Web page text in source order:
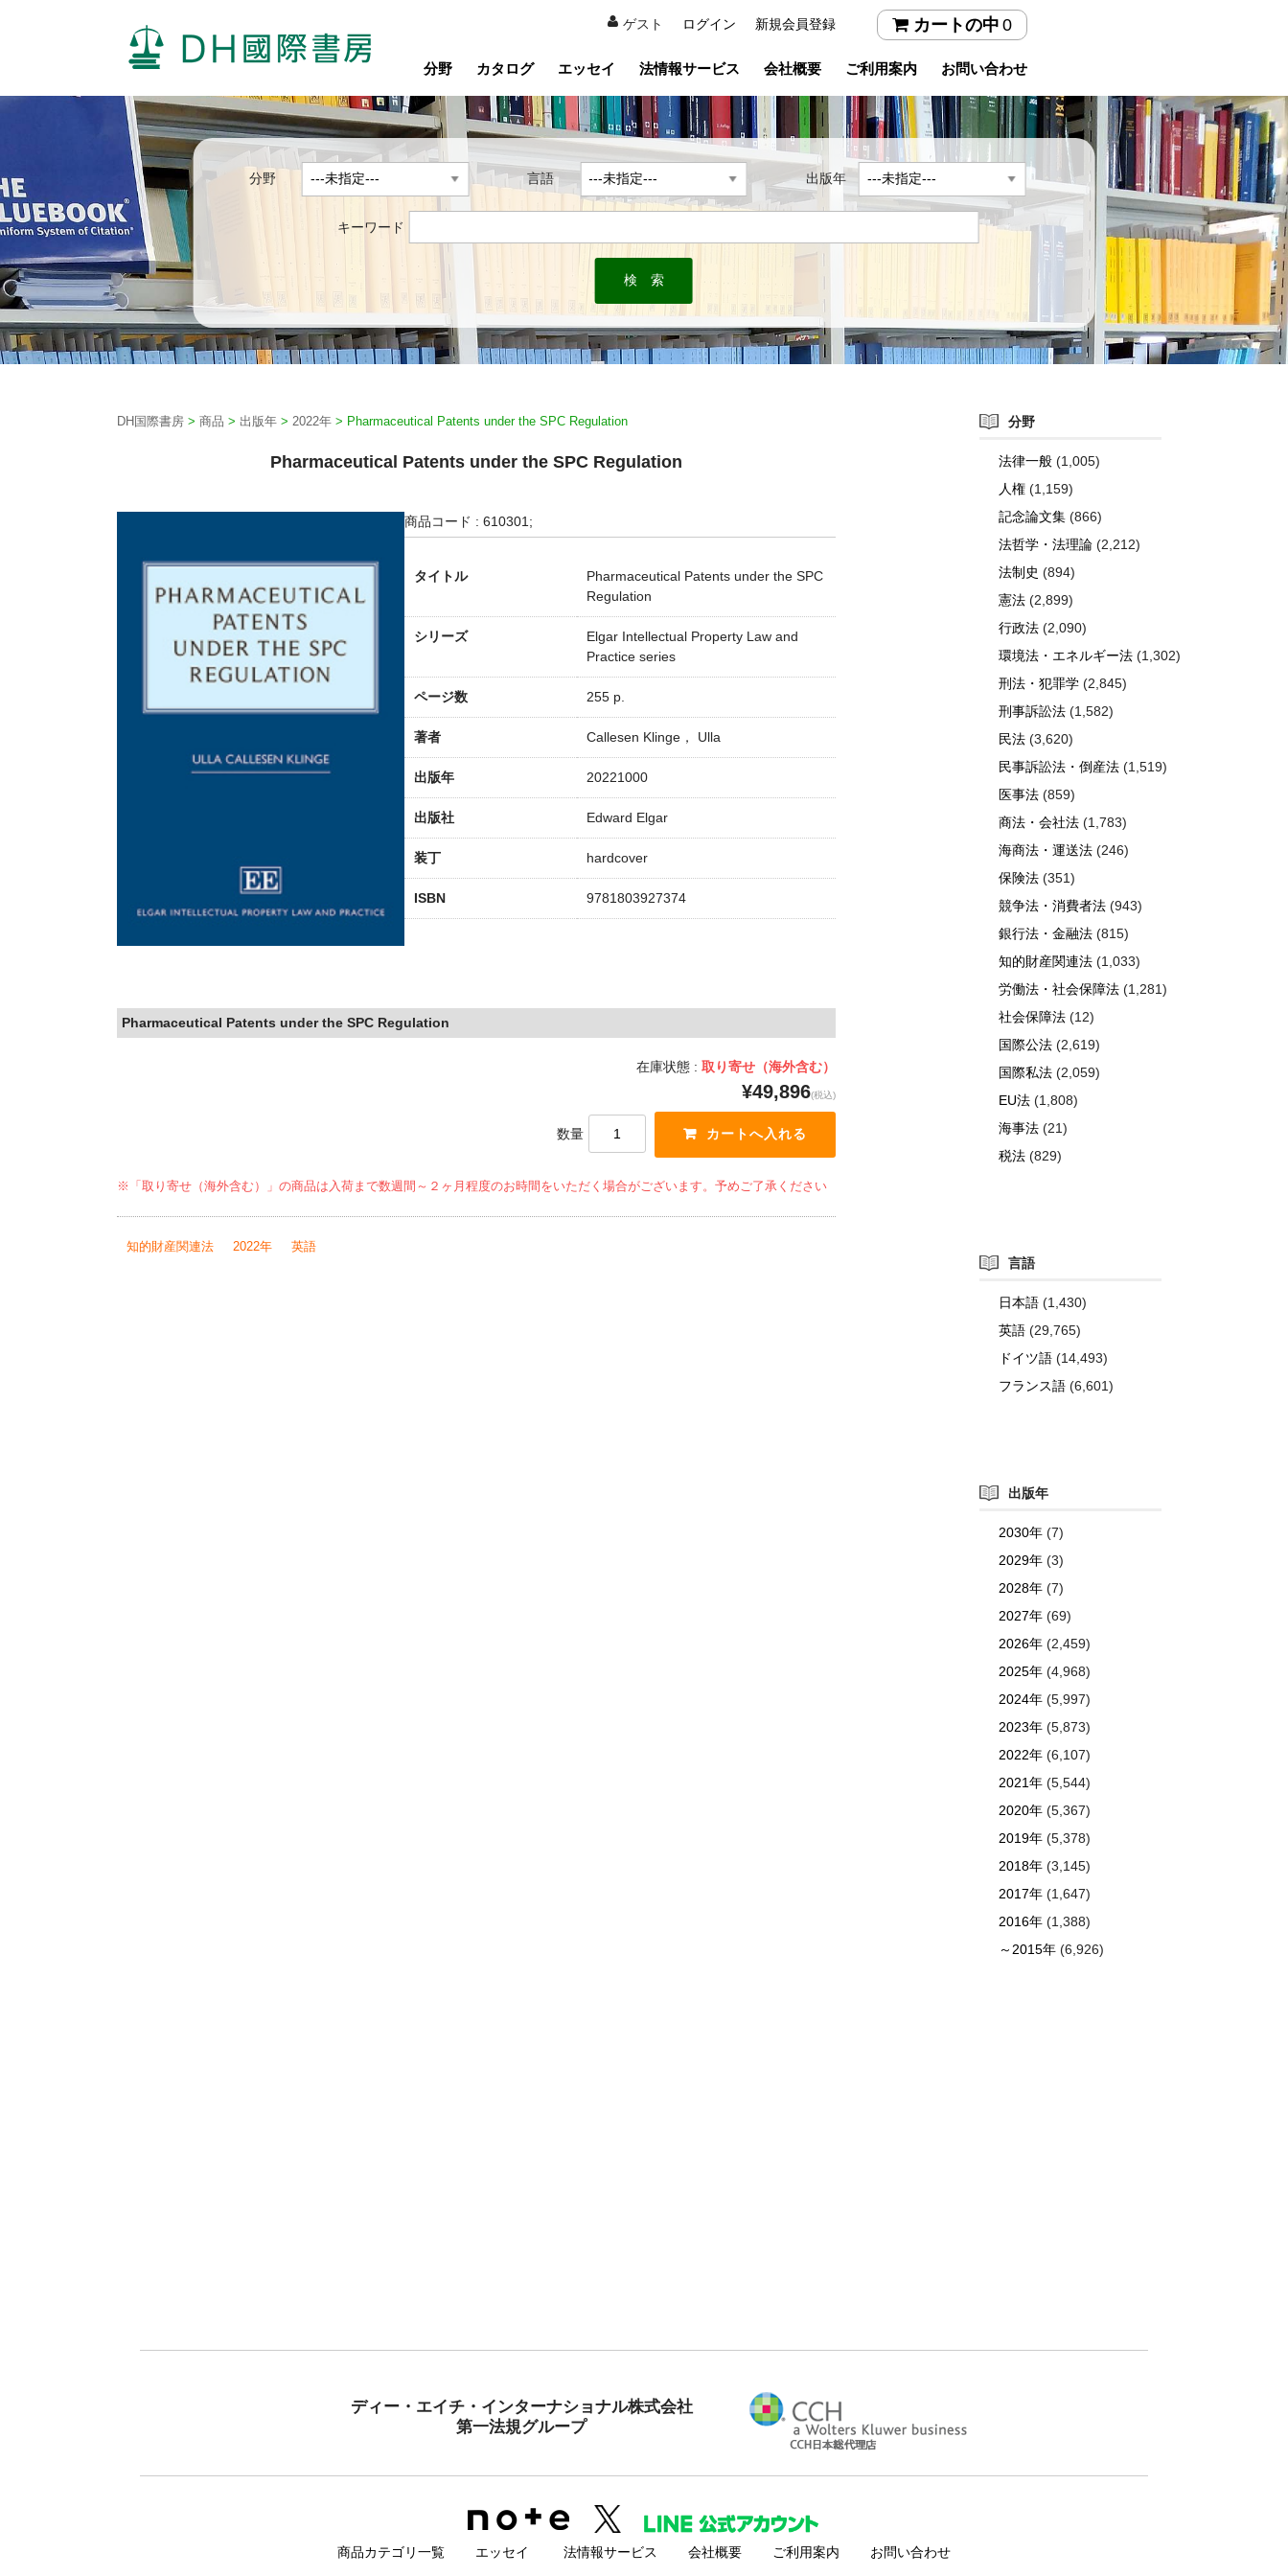
ゲスト ログイン 新規会員登録 カートの中 0
分野 カタログ エッセイ 法情報サービス 会社概要 ご利用案内 お問い合わせ
分野 言語 出版年
キーワード
DH国際書房 > 商品 > 出版年 > 2022年 > Pharmaceutical Patents under the SPC Regulation
Pharmaceutical Patents under the SPC Regulation
商品コード : 610301;
タイトル
Pharmaceutical Patents under the SPC
Regulation
シリーズ
Elgar Intellectual Property Law and
Practice series
ページ数 255 p.
著者 Callesen Klinge， Ulla
出版年 20221000
出版社 Edward Elgar
装丁 hardcover
ISBN 9781803927374
Pharmaceutical Patents under the SPC Regulation
在庫状態 : 取り寄せ（海外含む）
¥49,896(税込)
数量
※「取り寄せ（海外含む）」の商品は入荷まで数週間～２ヶ月程度のお時間をいただく場合がございます。予めご了承ください
知的財産関連法 2022年 英語
分野
法律一般 (1,005)
人権 (1,159)
記念論文集 (866)
法哲学・法理論 (2,212)
法制史 (894)
憲法 (2,899)
行政法 (2,090)
環境法・エネルギー法 (1,302)
刑法・犯罪学 (2,845)
刑事訴訟法 (1,582)
民法 (3,620)
民事訴訟法・倒産法 (1,519)
医事法 (859)
商法・会社法 (1,783)
海商法・運送法 (246)
保険法 (351)
競争法・消費者法 (943)
銀行法・金融法 (815)
知的財産関連法 (1,033)
労働法・社会保障法 (1,281)
社会保障法 (12)
国際公法 (2,619)
国際私法 (2,059)
EU法 (1,808)
海事法 (21)
税法 (829)
言語
日本語 (1,430)
英語 (29,765)
ドイツ語 (14,493)
フランス語 (6,601)
出版年
2030年 (7)
2029年 (3)
2028年 (7)
2027年 (69)
2026年 (2,459)
2025年 (4,968)
2024年 (5,997)
2023年 (5,873)
2022年 (6,107)
2021年 (5,544)
2020年 (5,367)
2019年 (5,378)
2018年 (3,145)
2017年 (1,647)
2016年 (1,388)
～2015年 (6,926)
ディー・エイチ・インターナショナル株式会社
第一法規グループ
商品カテゴリ一覧 エッセイ 法情報サービス 会社概要 ご利用案内 お問い合わせ